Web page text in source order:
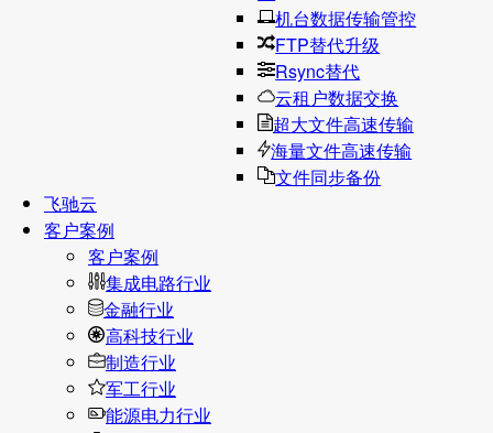
机台数据传输管控
FTP替代升级
Rsync替代
云租户数据交换
超大文件高速传输
海量文件高速传输
文件同步备份
飞驰云
客户案例
客户案例
集成电路行业
金融行业
高科技行业
制造行业
军工行业
能源电力行业